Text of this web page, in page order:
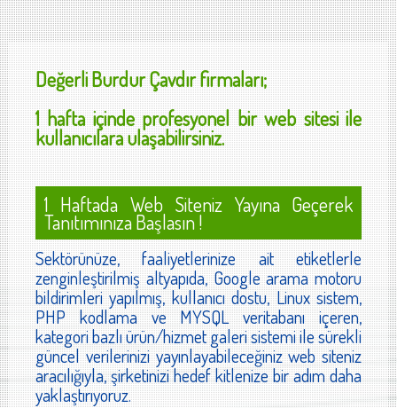
DeğerliBurdur Çavdırfirmaları;
1 hafta içinde profesyonel bir web sitesi ile
kullanıcılara ulaşabilirsiniz.
1 Haftada Web Siteniz Yayına Geçerek
Tanıtımınıza Başlasın !
Sektörünüze, faaliyetlerinize ait etiketlerle
zenginleştirilmiş altyapıda, Google arama motoru
bildirimleri yapılmış, kullanıcı dostu, Linux sistem,
PHP kodlama ve MYSQL veritabanı içeren,
kategori bazlı ürün/hizmet galeri sistemi ile sürekli
güncel verilerinizi yayınlayabileceğiniz web siteniz
aracılığıyla, şirketinizi hedef kitlenize bir adım daha
yaklaştırıyoruz.